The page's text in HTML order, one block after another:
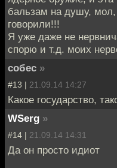
бальзам на душу,
говорили!!!
Я уже даже не
спорю и т.д. моих
собес »
#13 | 21.09.14 14:27
Какое государство,
WSerg »
#14 | 21.09.14 14:31
Да он просто идиот